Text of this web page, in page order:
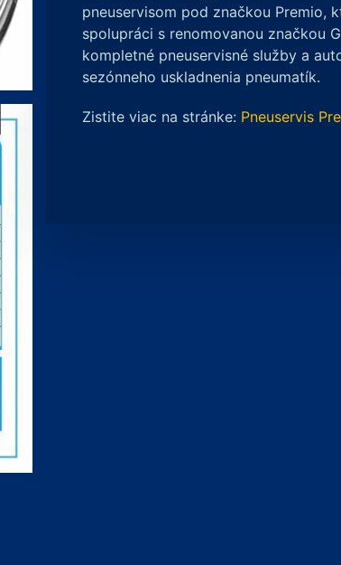
pneuservisom pod značkou Premio,
spolupráci s renomovanou značkou
kompletné pneuservisné služby a
sezónneho uskladnenia pneumatík.
Zistite viac na stránke: Pneuservis